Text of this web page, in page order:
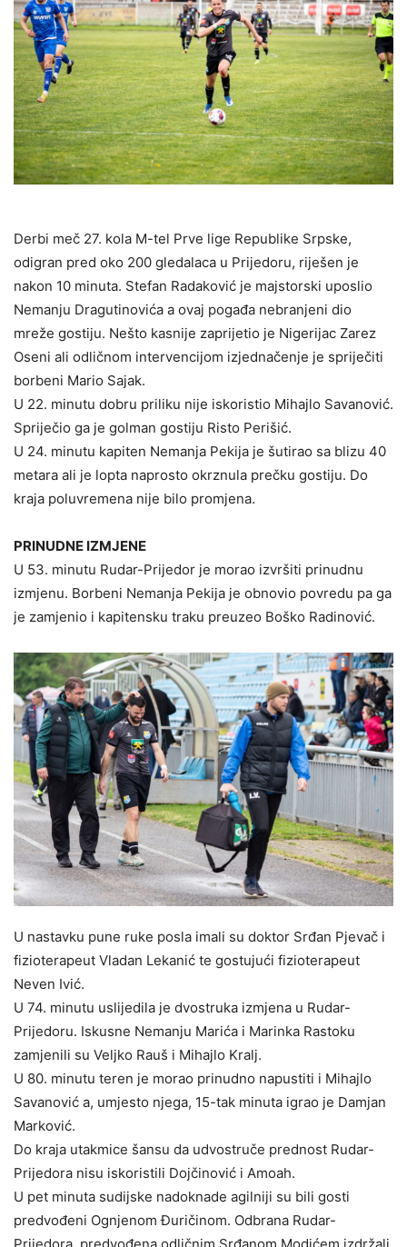
Derbi meč 27. kola M-tel Prve lige Republike Srpske,
odigran pred oko 200 gledalaca u Prijedoru, riješen je
nakon 10 minuta. Stefan Radaković je majstorski uposlio
Nemanju Dragutinovića a ovaj pogađa nebranjeni dio
mreže gostiju. Nešto kasnije zaprijetio je Nigerijac Zarez
Oseni ali odličnom intervencijom izjednačenje je spriječiti
borbeni Mario Sajak.
U 22. minutu dobru priliku nije iskoristio Mihajlo Savanović.
Spriječio ga je golman gostiju Risto Perišić.
U 24. minutu kapiten Nemanja Pekija je šutirao sa blizu 40
metara ali je lopta naprosto okrznula prečku gostiju. Do
kraja poluvremena nije bilo promjena.
PRINUDNE IZMJENE
U 53. minutu Rudar-Prijedor je morao izvršiti prinudnu
izmjenu. Borbeni Nemanja Pekija je obnovio povredu pa ga
je zamjenio i kapitensku traku preuzeo Boško Radinović.
U nastavku pune ruke posla imali su doktor Srđan Pjevač i
fizioterapeut Vladan Lekanić te gostujući fizioterapeut
Neven Ivić.
U 74. minutu uslijedila je dvostruka izmjena u Rudar-
Prijedoru. Iskusne Nemanju Marića i Marinka Rastoku
zamjenili su Veljko Rauš i Mihajlo Kralj.
U 80. minutu teren je morao prinudno napustiti i Mihajlo
Savanović a, umjesto njega, 15-tak minuta igrao je Damjan
Marković.
Do kraja utakmice šansu da udvostruče prednost Rudar-
Prijedora nisu iskoristili Dojčinović i Amoah.
U pet minuta sudijske nadoknade agilniji su bili gosti
predvođeni Ognjenom Đuričinom. Odbrana Rudar-
Prijedora, predvođena odličnim Srđanom Modićem izdržali